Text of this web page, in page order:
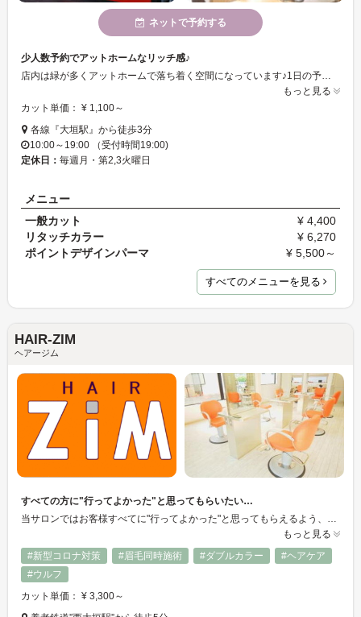
ネットで予約する
少人数予約でアットホームなリッチ感♪
店内は緑が多くアットホームで落ち着く空間になっています♪1日の予約数を少人数に限定しているので、お待たせすることも少ないです！Meets hair Designでゆったりした時間を過ごしください♪
もっと見る
カット単価： ¥ 1,100～
各線『大垣駅』から徒歩3分
10:00～19:00 （受付時間19:00)
定休日： 毎週月・第2,3火曜日
メニュー
一般カット
¥ 4,400
リタッチカラー
¥ 6,270
ポイントデザインパーマ
¥ 5,500～
すべてのメニューを見る
HAIR-ZIM
ヘアージム
すべての方に"行ってよかった"と思ってもらいたい…
もっと見る
#新型コロナ対策
#眉毛同時施術 #ダブルカラー
#ヘアケア
#ウルフ
カット単価： ¥ 3,300～